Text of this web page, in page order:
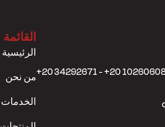
+20 34292671 - +20
القائمة
الرئيسية
من نحن
الخدمات